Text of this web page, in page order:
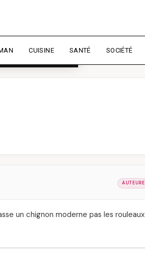
CUISINE SANTÉ SOCIÉTÉ
AUTEURE
un chignon moderne pas les rouleaux